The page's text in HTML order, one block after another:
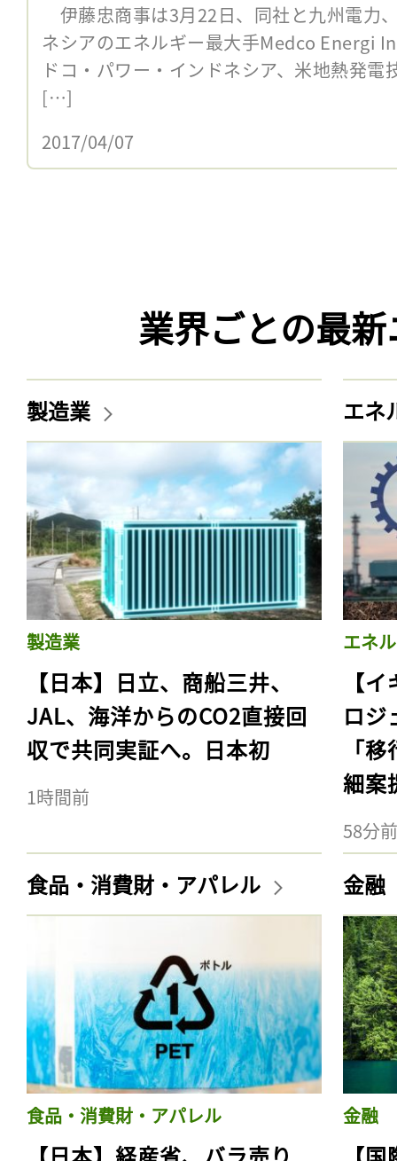
伊藤忠商事は3月22日、同社と九州電力
ネシアのエネルギー最大手Medco Energi
ドコ・パワー・インドネシア、米地熱発
[…]
2017/04/07
業界ごとの最
製造業
製造業
【日本】日立、商船三井、
JAL、海洋からのCO2直接回
収で共同実証へ。日本初
1時間前
エネ
エネ
【
ロジ
「
細案
58分前
食品・消費財・アパレル
食品・消費財・アパレル
金融
金融